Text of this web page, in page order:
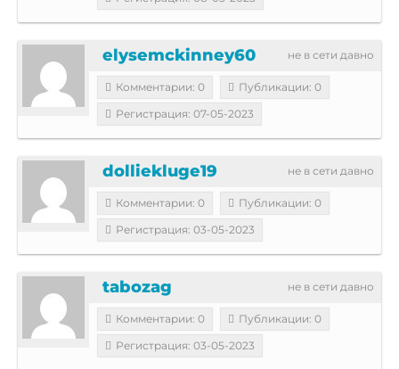
не в сети давно
elysemckinney60
Комментарии: 0
Публикации: 0
Регистрация: 07-05-2023
не в сети давно
dolliekluge19
Комментарии: 0
Публикации: 0
Регистрация: 03-05-2023
не в сети давно
tabozag
Комментарии: 0
Публикации: 0
Регистрация: 03-05-2023